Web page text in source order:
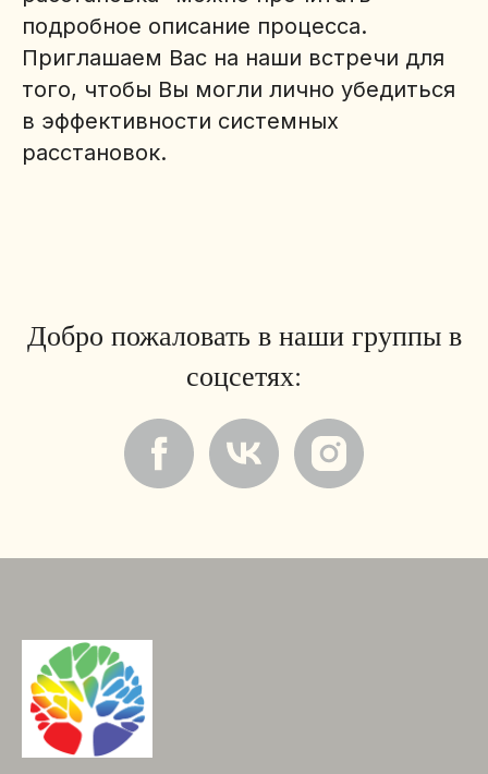
подробное описание процесса.
Приглашаем Вас на наши встречи для
того, чтобы Вы могли лично убедиться
в эффективности системных
расстановок.
Добро пожаловать в наши группы в
соцсетях: